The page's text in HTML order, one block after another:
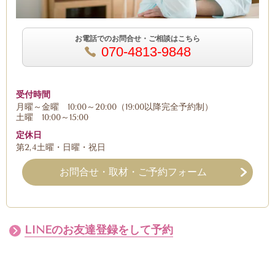
お電話でのお問合せ・ご相談はこちら
070-4813-9848
受付時間
月曜～金曜 10:00～20:00（19:00以降完全予約制）
土曜 10:00～15:00
定休日
第2,4土曜・日曜・祝日
お問合せ・取材・ご予約フォーム
LINEのお友達登録をして予約